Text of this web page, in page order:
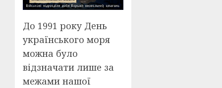
До 1991 року День
українського моря
можна було
відзначати лише за
межами нашої